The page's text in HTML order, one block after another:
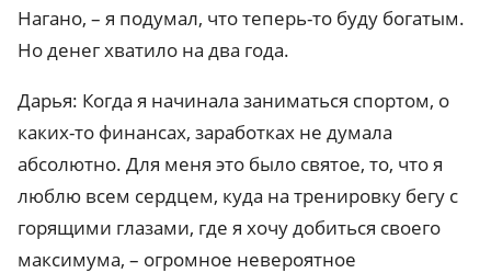
Нагано, – я подумал, что теперь-то буду богатым.
Но денег хватило на два года.
Дарья: Когда я начинала заниматься спортом, о
каких-то финансах, заработках не думала
абсолютно. Для меня это было святое, то, что я
люблю всем сердцем, куда на тренировку бегу с
горящими глазами, где я хочу добиться своего
максимума, – огромное невероятное